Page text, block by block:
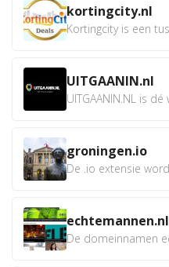
kortingcity.nl
UITGAANIN.nl
groningen.io
echtemannen.nl